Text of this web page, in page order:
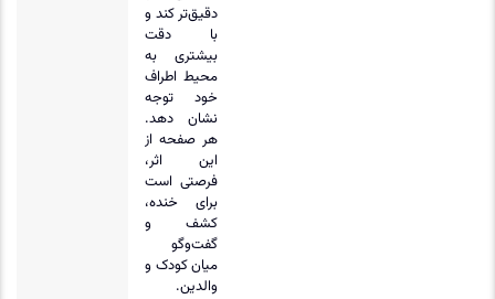
دقیق‌تر کند و
با دقت
بیشتری به
محیط اطراف
خود توجه
نشان دهد.
هر صفحه از
این اثر،
فرصتی است
برای خنده،
کشف و
گفت‌وگو
میان کودک و
والدین.